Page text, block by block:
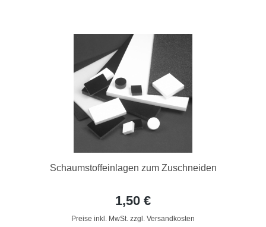
Schaumstoffeinlagen zum Zuschneiden
1,50 €
Preise inkl. MwSt. zzgl. Versandkosten